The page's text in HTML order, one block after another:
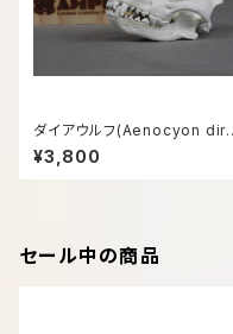
ダイアウルフ(Aenocyon diru
s) 復元頭骨模型8㎝サイズ
¥3,800
セール中の商品